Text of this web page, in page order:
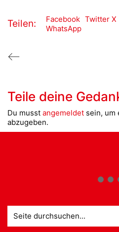
Teilen: Facebook Twitter X
WhatsApp
Teile deine
Du musst angemeldet sein, um
abzugeben.
nach: